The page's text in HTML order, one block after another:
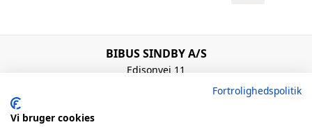
BIBUS SINDBY A/S
Edisonvej 11
Fortrolighedspolitik
Vi bruger cookies